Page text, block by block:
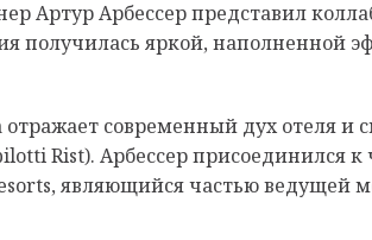
Артур Арбессер представил
получилась яркой,
современный дух отеля
Rist). Арбессер присоединился
являющийся частью ведущей